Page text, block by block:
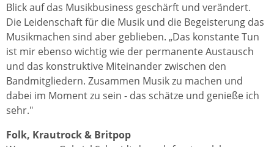
Blick auf das Musikbusiness geschärft und verändert.
Die Leidenschaft für die Musik und die Begeisterung das
Musikmachen sind aber geblieben. „Das konstante Tun
ist mir ebenso wichtig wie der permanente Austausch
und das konstruktive Miteinander zwischen den
Bandmitgliedern. Zusammen Musik zu machen und
dabei im Moment zu sein - das schätze und genieße ich
sehr."
Folk, Krautrock & Britpop